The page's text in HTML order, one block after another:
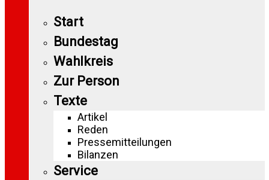
Start
Bundestag
Wahlkreis
Zur Person
Texte
Artikel
Reden
Pressemitteilungen
Bilanzen
Service